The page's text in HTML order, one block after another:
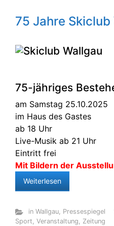
75 Jahre Skiclub
75-jähriges
am Samstag 25.10.2025
im Haus des Gastes
ab 18 Uhr
Live-Musik ab 21 Uhr
Eintritt frei
Mit Bildern der
Weiterlesen
in Wallgau, Pressespiegel
Sport, Veranstaltung, Zeitung